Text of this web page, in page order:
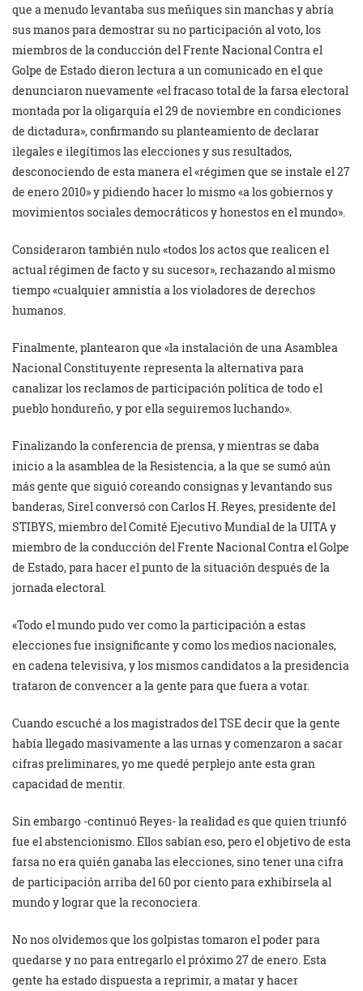
que a menudo levantaba sus meñiques sin manchas y abría
sus manos para demostrar su no participación al voto, los
miembros de la conducción del Frente Nacional Contra el
Golpe de Estado dieron lectura a un comunicado en el que
denunciaron nuevamente «el fracaso total de la farsa electoral
montada por la oligarquía el 29 de noviembre en condiciones
de dictadura», confirmando su planteamiento de declarar
ilegales e ilegítimos las elecciones y sus resultados,
desconociendo de esta manera el «régimen que se instale el 27
de enero 2010» y pidiendo hacer lo mismo «a los gobiernos y
movimientos sociales democráticos y honestos en el mundo».
Consideraron también nulo «todos los actos que realicen el
actual régimen de facto y su sucesor», rechazando al mismo
tiempo «cualquier amnistía a los violadores de derechos
humanos.
Finalmente, plantearon que «la instalación de una Asamblea
Nacional Constituyente representa la alternativa para
canalizar los reclamos de participación política de todo el
pueblo hondureño, y por ella seguiremos luchando».
Finalizando la conferencia de prensa, y mientras se daba
inicio a la asamblea de la Resistencia, a la que se sumó aún
más gente que siguió coreando consignas y levantando sus
banderas, Sirel conversó con Carlos H. Reyes, presidente del
STIBYS, miembro del Comité Ejecutivo Mundial de la UITA y
miembro de la conducción del Frente Nacional Contra el Golpe
de Estado, para hacer el punto de la situación después de la
jornada electoral.
«Todo el mundo pudo ver como la participación a estas
elecciones fue insignificante y como los medios nacionales,
en cadena televisiva, y los mismos candidatos a la presidencia
trataron de convencer a la gente para que fuera a votar.
Cuando escuché a los magistrados del TSE decir que la gente
había llegado masivamente a las urnas y comenzaron a sacar
cifras preliminares, yo me quedé perplejo ante esta gran
capacidad de mentir.
Sin embargo -continuó Reyes- la realidad es que quien triunfó
fue el abstencionismo. Ellos sabían eso, pero el objetivo de esta
farsa no era quién ganaba las elecciones, sino tener una cifra
de participación arriba del 60 por ciento para exhibírsela al
mundo y lograr que la reconociera.
No nos olvidemos que los golpistas tomaron el poder para
quedarse y no para entregarlo el próximo 27 de enero. Esta
gente ha estado dispuesta a reprimir, a matar y hacer